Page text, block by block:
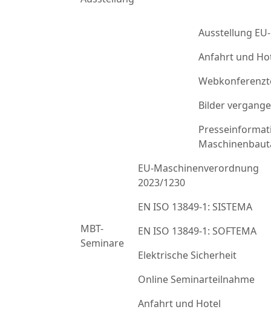
Ausstellung
Anfahrt und
Bilder
MBT-
Seminare
EU-Maschinenverordnung
2023/1230
EN ISO 13849-1: SISTEMA
EN ISO 13849-1: SOFTEMA
Elektrische Sicherheit
Online Seminarteilnahme
Anfahrt und Hotel